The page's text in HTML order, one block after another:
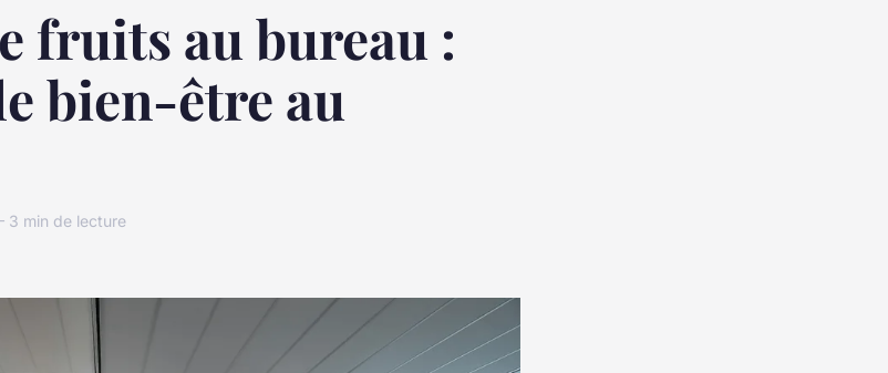
fruits au bureau :
bien-être au
min de lecture